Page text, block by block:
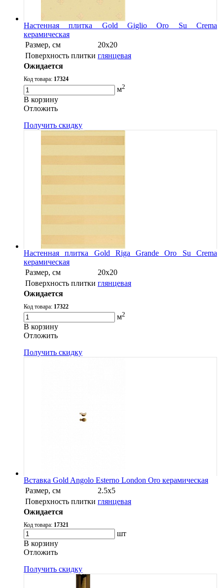
Настенная плитка Gold Giglio Oro Su Crema
керамическая
Размер, см
20x20
Поверхность плитки глянцевая
Ожидается
Код товара: 17324
м2
В корзину
Oтложить
Получить скидку
Настенная плитка Gold Riga Grande Oro Su Crema
керамическая
Размер, см
20x20
Поверхность плитки глянцевая
Ожидается
Код товара: 17322
м2
В корзину
Oтложить
Получить скидку
Вставка Gold Angolo Esterno London Oro керамическая
Размер, см
2.5x5
Поверхность плитки глянцевая
Ожидается
Код товара: 17321
шт
В корзину
Oтложить
Получить скидку